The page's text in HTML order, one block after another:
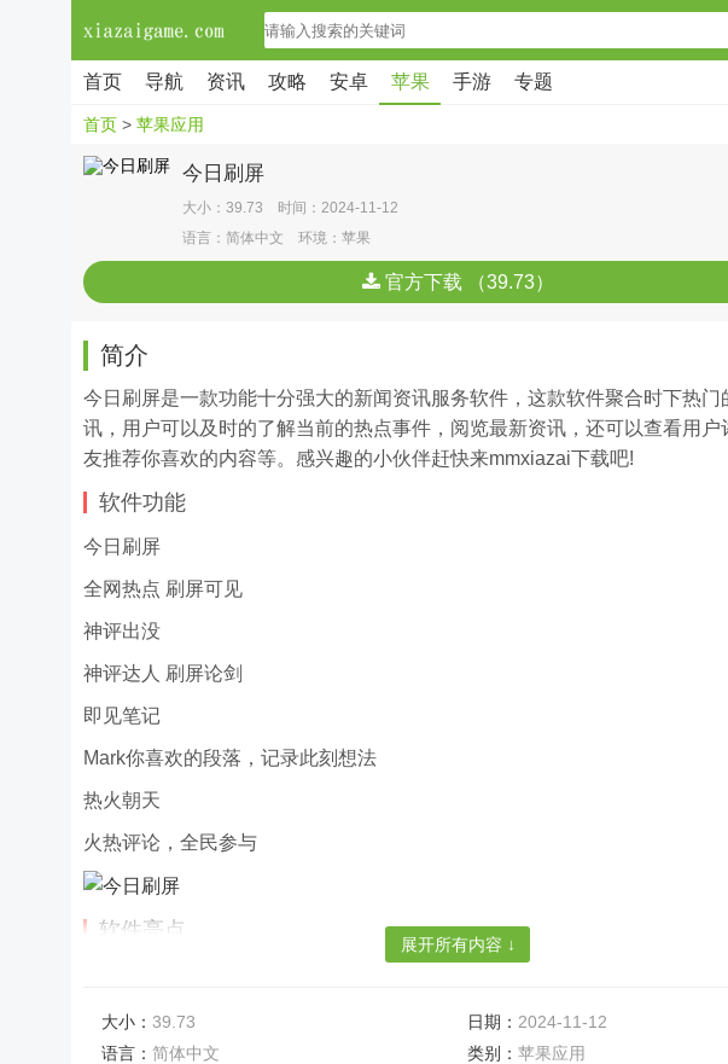
首页 导航 资讯 攻略 安卓 苹果 手游 专题
首页 > 苹果应用
今日刷屏
大小：39.73 时间：2024-11-12
语言：简体中文 环境：苹果
官方下载 （39.73）
简介
今日刷屏是一款功能十分强大的新闻资讯服务软件，这款软件聚合时下热门
讯，用户可以及时的了解当前的热点事件，阅览最新资讯，还可以查看用户
友推荐你喜欢的内容等。感兴趣的小伙伴赶快来mmxiazai下载吧!
软件功能
今日刷屏
全网热点 刷屏可见
神评出没
神评达人 刷屏论剑
即见笔记
Mark你喜欢的段落，记录此刻想法
热火朝天
火热评论，全民参与
软件亮点
2、推荐你喜欢的内容，让更多的用户见识，推荐成功还可以获得奖励喔;
展开所有内容 ↓
大小： 39.73 日期： 2024-11-12
语言： 简体中文 类别： 苹果应用